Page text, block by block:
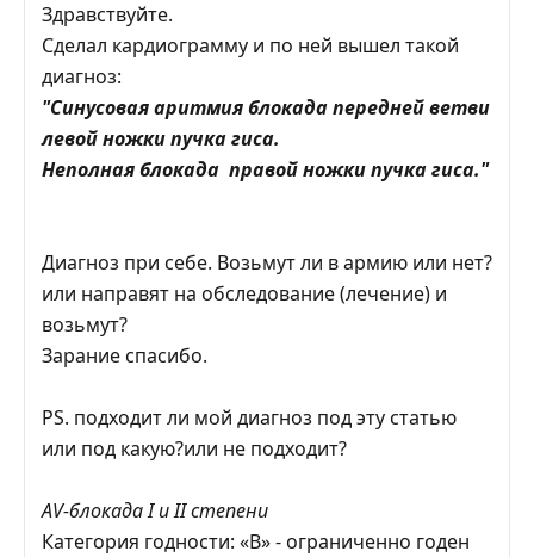
Здравствуйте.
Сделал кардиограмму и по ней вышел такой
диагноз:
"Синусовая аритмия блокада передней ветви
левой ножки пучка гиса.
Неполная блокада правой ножки пучка гиса."
Диагноз при себе. Возьмут ли в армию или нет?
или направят на обследование (лечение) и
возьмут?
Зарание спасибо.
PS. подходит ли мой диагноз под эту статью
или под какую?или не подходит?
АV-блокада I и II степени
Категория годности: «В» - ограниченно годен